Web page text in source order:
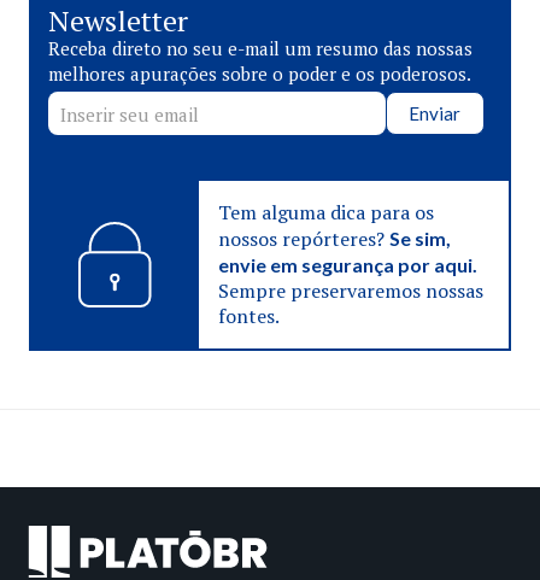
Newsletter
Receba direto no seu e-mail um resumo das nossas
melhores apurações sobre o poder e os poderosos.
Enviar
Tem alguma dica para os
nossos repórteres? Se sim,
envie em segurança por aqui.
Sempre preservaremos nossas
fontes.